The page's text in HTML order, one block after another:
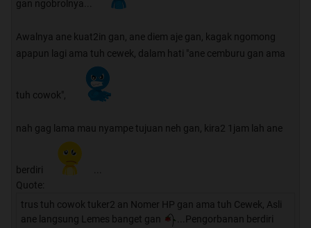
gan ngobrolnya...
Awalnya ane kuat2in gan, ane diem aje gan, kagak ngomong
apapun lagi ama tuh cewek, dalam hati "ane cemburu gan ama
tuh cowok",
nah gag lama mau nyampe tujuan neh gan, kira2 1jam lah ane
berdiri
...
Quote:
trus tuh cowok tuker2 an Nomer HP gan ama tuh Cewek, Asli
ane langsung Lemes banget gan
...Pengorbanan berdiri